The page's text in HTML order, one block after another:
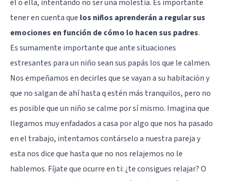
él o ella, intentando no ser una molestia. Es importante
tener en cuenta que los niños aprenderán a regular sus
emociones en función de cómo lo hacen sus padres.
Es sumamente importante que ante situaciones
estresantes para un niño sean sus papás los que le calmen.
Nos empeñamos en decirles que se vayan a su habitación y
que no salgan de ahí hasta q estén más tranquilos, pero no
es posible que un niño se calme por sí mismo. Imagina que
llegamos muy enfadados a casa por algo que nos ha pasado
en el trabajo, intentamos contárselo a nuestra pareja y
esta nos dice que hasta que no nos relajemos no le
hablemos. Fíjate que ocurre en ti: ¿te consigues relajar? O